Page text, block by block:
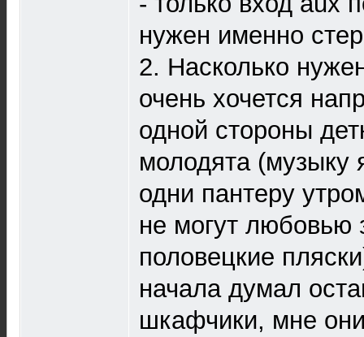
нужен именно
2. Насколько
очень хочется
одной стороны
молодята
одни пантеру
не могут любовью
половецкие
начала думал
шкафчики, мне